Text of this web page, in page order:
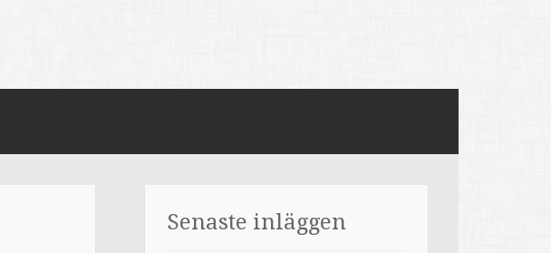
Senaste inläggen